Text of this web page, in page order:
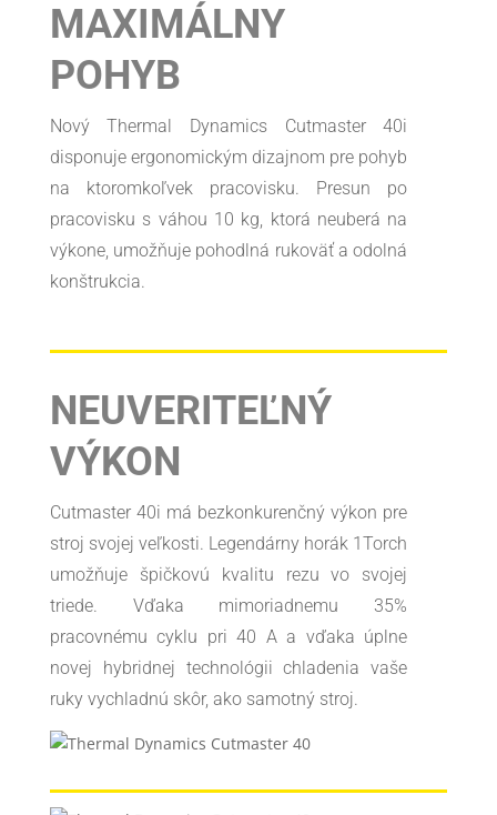
MAXIMÁLNY
POHYB
Nový Thermal Dynamics Cutmaster 40i
disponuje ergonomickým dizajnom pre pohyb
na ktoromkoľvek pracovisku. Presun po
pracovisku s váhou 10 kg, ktorá neuberá na
výkone, umožňuje pohodlná rukoväť a odolná
konštrukcia.
NEUVERITEĽNÝ
VÝKON
Cutmaster 40i má bezkonkurenčný výkon pre
stroj svojej veľkosti. Legendárny horák 1Torch
umožňuje špičkovú kvalitu rezu vo svojej
triede. Vďaka mimoriadnemu 35%
pracovnému cyklu pri 40 A a vďaka úplne
novej hybridnej technológii chladenia vaše
ruky vychladnú skôr, ako samotný stroj.